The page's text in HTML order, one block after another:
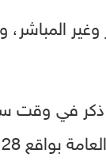
وغير
ذكر في وقت